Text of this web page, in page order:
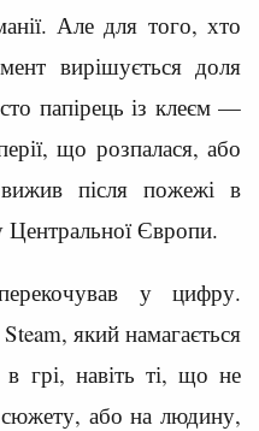
Але для того, хто
вирішується доля
папірець із клеєм —
що розпалася, або
вижив після пожежі в
Центральної Європи.
у цифру.
який намагається
в грі, навіть ті, що не
або на людину,